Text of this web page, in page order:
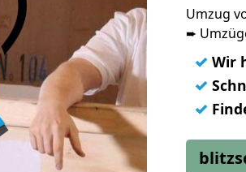
Umzug
➨
✓ Wir
✓
✓